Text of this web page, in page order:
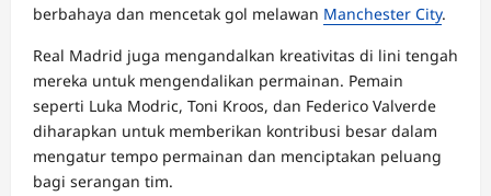
berbahaya dan mencetak gol melawan Manchester City.
Real Madrid juga mengandalkan kreativitas di lini tengah
mereka untuk mengendalikan permainan. Pemain
seperti Luka Modric, Toni Kroos, dan Federico Valverde
diharapkan untuk memberikan kontribusi besar dalam
mengatur tempo permainan dan menciptakan peluang
bagi serangan tim.